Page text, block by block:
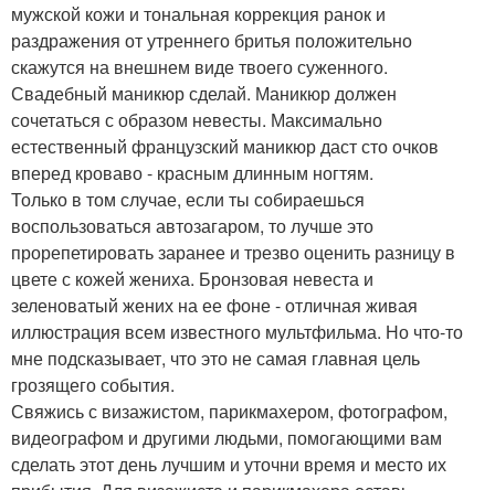
мужской кожи и тональная коррекция ранок и
раздражения от утреннего бритья положительно
скажутся на внешнем виде твоего суженного.
Свадебный маникюр сделай. Маникюр должен
сочетаться с образом невесты. Максимально
естественный французский маникюр даст сто очков
вперед кроваво - красным длинным ногтям.
Только в том случае, если ты собираешься
воспользоваться автозагаром, то лучше это
прорепетировать заранее и трезво оценить разницу в
цвете с кожей жениха. Бронзовая невеста и
зеленоватый жених на ее фоне - отличная живая
иллюстрация всем известного мультфильма. Но что-то
мне подсказывает, что это не самая главная цель
грозящего события.
Свяжись с визажистом, парикмахером, фотографом,
видеографом и другими людьми, помогающими вам
сделать этот день лучшим и уточни время и место их